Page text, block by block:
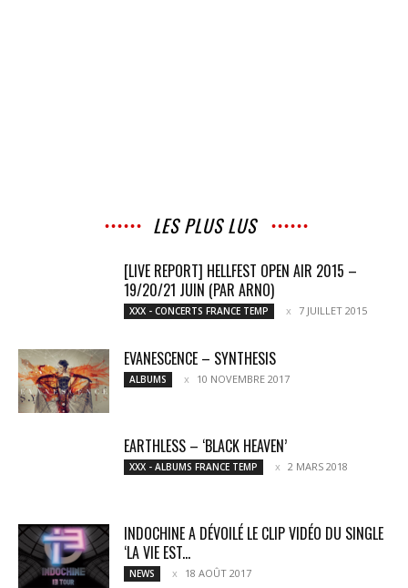
LES PLUS LUS
[LIVE REPORT] HELLFEST OPEN AIR 2015 –
19/20/21 JUIN (PAR ARNO)
XXX - CONCERTS FRANCE TEMP 7 JUILLET 2015
EVANESCENCE – SYNTHESIS
ALBUMS 10 NOVEMBRE 2017
EARTHLESS – ‘BLACK HEAVEN’
XXX - ALBUMS FRANCE TEMP 2 MARS 2018
INDOCHINE A DÉVOILÉ LE CLIP VIDÉO DU SINGLE
‘LA VIE EST...
NEWS 18 AOÛT 2017